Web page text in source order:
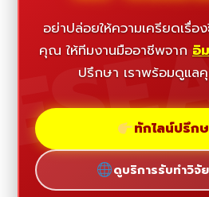
อย่าปล่อยให้ความเครียดเรื่อ
คุณ ให้ทีมงานมืออาชีพจาก อิ
ปรึกษา เราพร้อมดูแ
ทักไลน์ปรึก
ดูบริการรับทำวิจั